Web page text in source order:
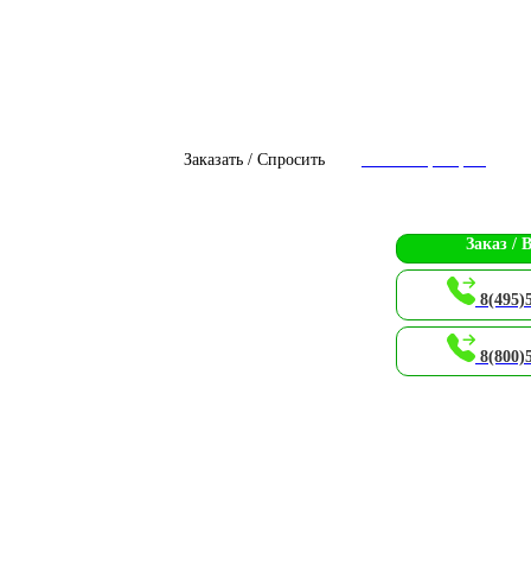
Заказать / Спросить
Заказ /